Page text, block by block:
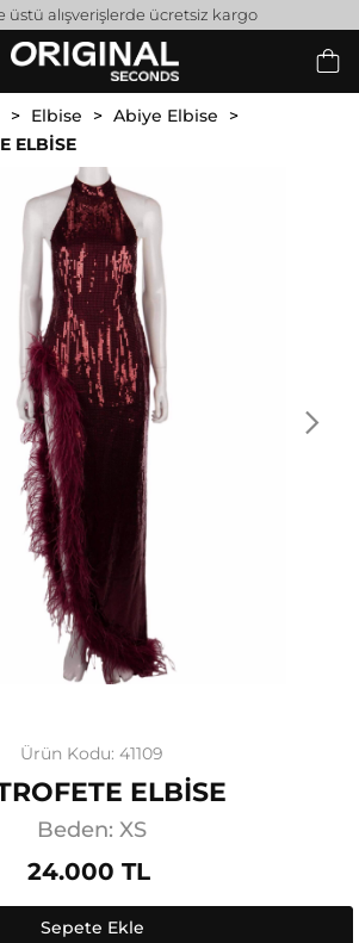
üstü alışverişlerde ücretsiz kargo
Elbise
Abiye Elbise
ELBİSE
Ürün Kodu: 41109
ELBİSE
Beden: XS
24.000 TL
Sepete Ekle